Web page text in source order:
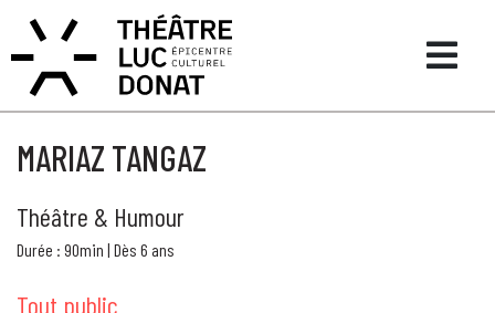
MARIAZ TANGAZ
Théâtre & Humour
Durée : 90min | Dès 6 ans
Tout public